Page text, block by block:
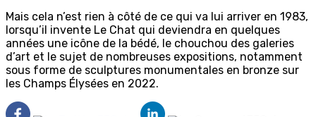
Mais cela n’est rien à côté de ce qui va lui arriver en 1983,
lorsqu’il invente Le Chat qui deviendra en quelques
années une icône de la bédé, le chouchou des galeries
d’art et le sujet de nombreuses expositions, notamment
sous forme de sculptures monumentales en bronze sur
les Champs Élysées en 2022.